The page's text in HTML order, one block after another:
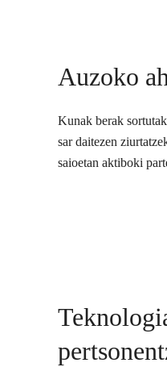
Auzoko
Kunak berak
sar daitezen
saioetan aktiboki